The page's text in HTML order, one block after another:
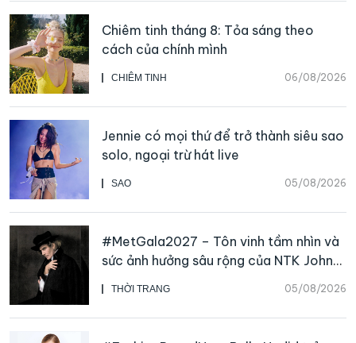
CHIÊM TINH 06/08/2026
Chiêm tinh tháng 8: Tỏa sáng theo
cách của chính mình
SAO 05/08/2026
Jennie có mọi thứ để trở thành siêu sao
solo, ngoại trừ hát live
THỜI TRANG 05/08/2026
#MetGala2027 – Tôn vinh tầm nhìn và
sức ảnh hưởng sâu rộng của NTK John
Galliano